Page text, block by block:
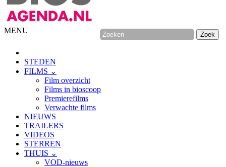
MENU
STEDEN
FILMS ⌄
Film overzicht
Films in bioscoop
Premierefilms
Verwachte films
NIEUWS
TRAILERS
VIDEOS
STERREN
THUIS ⌄
VOD-nieuws